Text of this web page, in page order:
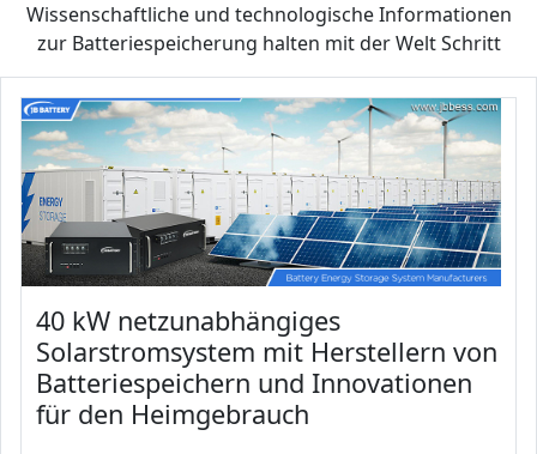
Wissenschaftliche und technologische Informationen
zur Batteriespeicherung halten mit der Welt Schritt
40 kW netzunabhängiges
Solarstromsystem mit Herstellern von
Batteriespeichern und Innovationen
für den Heimgebrauch